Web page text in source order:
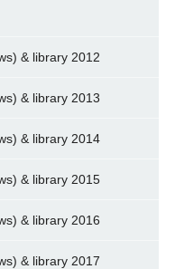
& library 2012
& library 2013
& library 2014
& library 2015
& library 2016
& library 2017